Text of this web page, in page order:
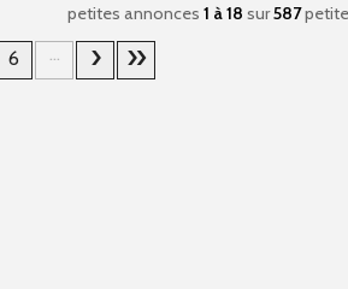
petites annonces 1 à 18 sur587
6